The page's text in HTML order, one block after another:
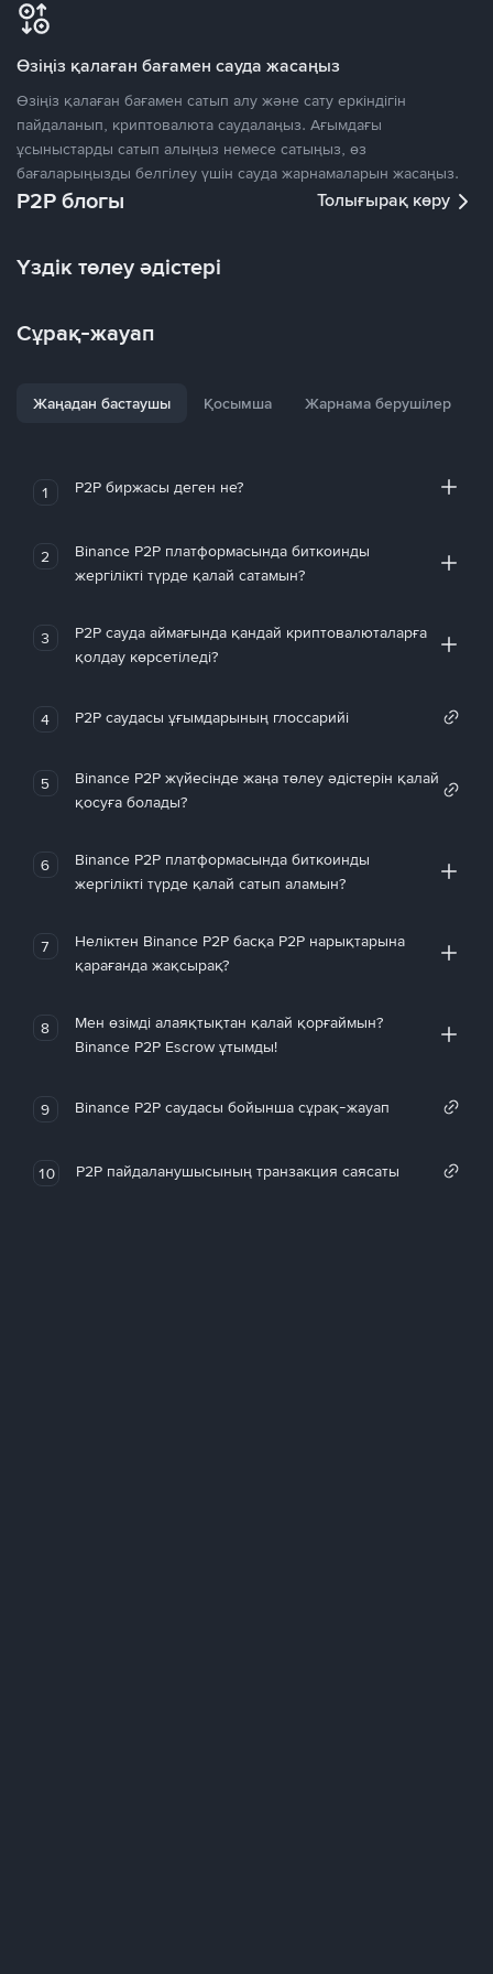
Өзіңіз қалаған бағамен сауда жасаңыз
Өзіңіз қалаған бағамен сатып алу және сату еркіндігін
пайдаланып, криптовалюта саудалаңыз. Ағымдағы
ұсыныстарды сатып алыңыз немесе сатыңыз, өз
бағаларыңызды белгілеу үшін сауда жарнамаларын жасаңыз.
P2P блогы Толығырақ көру
Үздік төлеу әдістері
Сұрақ-жауап
Жаңадан бастаушы Қосымша Жарнама берушілер
1 P2P биржасы деген не?
2
Binance P2P платформасында биткоинды
жергілікті түрде қалай сатамын?
3
P2P сауда аймағында қандай криптовалюталарға
қолдау көрсетіледі?
4 P2P саудасы ұғымдарының глоссарийі
5
Binance P2P жүйесінде жаңа төлеу әдістерін қалай
қосуға болады?
6
Binance P2P платформасында биткоинды
жергілікті түрде қалай сатып аламын?
7
Неліктен Binance P2P басқа P2P нарықтарына
қарағанда жақсырақ?
8
Мен өзімді алаяқтықтан қалай қорғаймын?
Binance P2P Escrow ұтымды!
9 Binance P2P саудасы бойынша сұрақ-жауап
10 P2P пайдаланушысының транзакция саясаты